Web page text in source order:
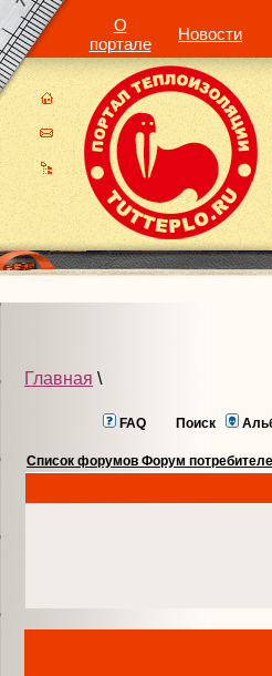
О
портале
Новости
Главная \
FAQ Поиск
Список форумов Форум